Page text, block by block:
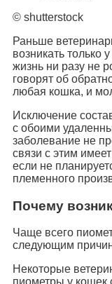
© shutterstock
Раньше
возникать только
жизнь ни разу не
говорят об
любая кошка, и
Исключение
с обоими
заболевание не
связи с этим
если не
племенного
Почему
Чаще всего
следующим
Некоторые